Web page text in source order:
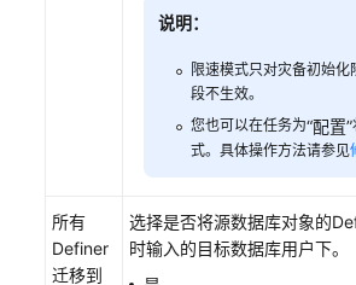
说明：
限速模式只对灾备初始
段不生效。
您也可以在任务为“配置”
式。具体操作方法请参见
所有
Definer
迁移到
选择是否将源数据库对象的
时输入的目标数据库用户下。